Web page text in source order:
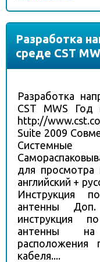
Разработка
среде CST
Разработка
CST MWS Год
http://
Suite 2009
для просмотра
английский +
Инструкция
антенны
инструкция
антенны на
расположения
кабеля....